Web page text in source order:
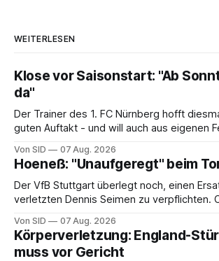
WEITERLESEN
Klose vor Saisonstart: "Ab
da"
Der Trainer des 1. FC Nürnberg hofft
guten Auftakt - und will auch aus eigenen
Von SID 07 Aug. 2026
Hoeneß: "Unaufgeregt" beim
Der VfB Stuttgart überlegt noch, einen
verletzten Dennis Seimen zu verpflichten.
Von SID 07 Aug. 2026
Körperverletzung: England-
muss vor Gericht